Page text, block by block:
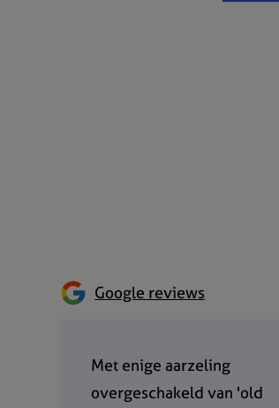
Google reviews
Met enige aarzeling
overgeschakeld van 'old